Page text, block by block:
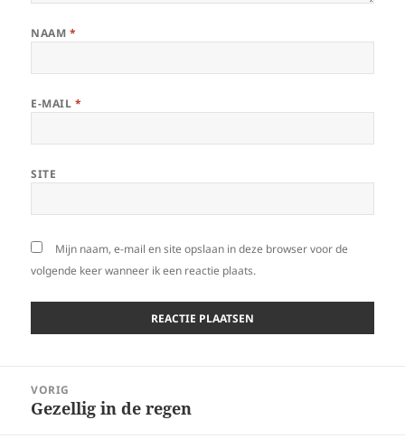
NAAM *
E-MAIL *
SITE
Mijn naam, e-mail en site opslaan in deze browser voor de
volgende keer wanneer ik een reactie plaats.
navigatie
VORIG
Vorig
Gezellig in de regen